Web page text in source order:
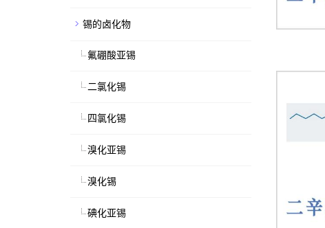
锡的卤化物
氟硼酸亚锡
二氯化锡
四氯化锡
溴化亚锡
溴化锡
碘化亚锡